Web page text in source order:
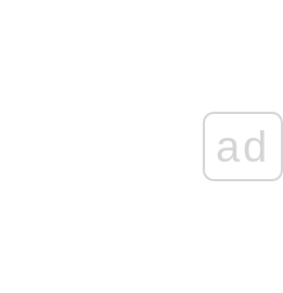
ad